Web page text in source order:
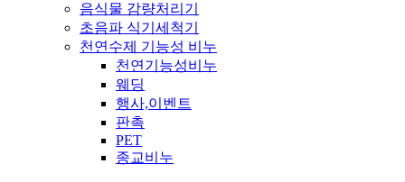
음식물 감량처리기
초음파 식기세척기
천연수제 기능성 비누
천연기능성비누
웨딩
행사,이벤트
판촉
PET
종교비누